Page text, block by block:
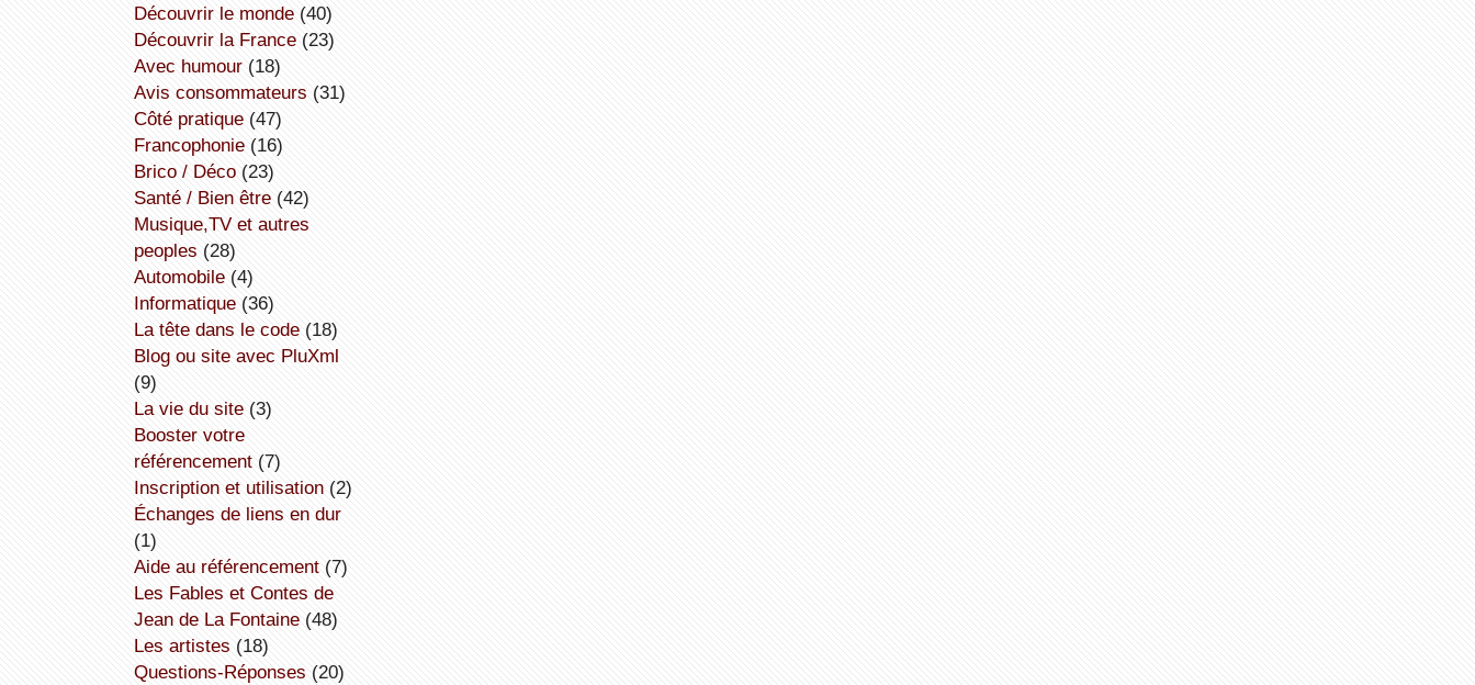
découvrir le monde(40)
découvrir la France(23)
avec humour(18)
avis consommateurs (31)
côté pratique(47)
Francophonie(16)
Brico / Déco(23)
Santé / Bien être(42)
Musique,TV et autres
peoples (28)
Automobile(4)
informatique(36)
la tête dans le code(18)
Blog ou site avec PluXml
(9)
la vie du site(3)
booster votre
référencement(7)
inscription et utilisation(2)
échanges de liens en dur
(1)
aide au référencement(7)
Les Fables et Contes de
Jean de La Fontaine(48)
Les artistes (18)
Questions-Réponses (20)